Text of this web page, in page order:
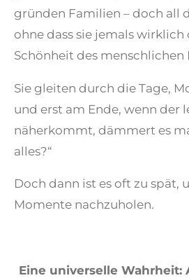
gründen Familien – doch all
ohne dass sie jemals wirklich
Schönheit des menschlichen
Sie gleiten durch die Tage,
und erst am Ende, wenn der
näherkommt, dämmert es
alles?“
Doch dann ist es oft zu spät,
Momente nachzuholen.
Eine universelle Wahrheit: